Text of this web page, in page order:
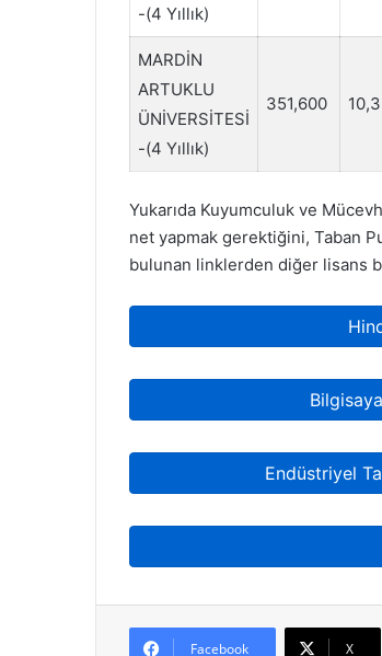
-(4 Yıllık)
MARDİN
ARTUKLU
ÜNİVERSİTESİ
-(4 Yıllık)
351,600 10,3
Yukarıda Kuyumculuk ve
net yapmak gerektiğini, Taban
bulunan linklerden diğer lisans
Endüstriyel
Facebook X